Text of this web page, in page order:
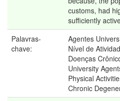
customs, had
sufficiently
Palavras-
chave:
Agentes
Nível de
Doenças
University
Physical
Chronic